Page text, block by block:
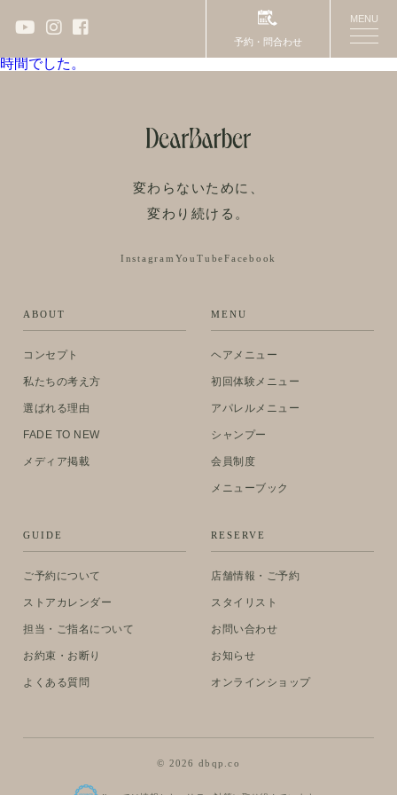
予約・問合わせ
MENU
toggle
前の投稿: 希望通りの仕上がりで、ちゃんとしたところはや
っぱり違うと痛感しました。
仕上がり・サビースもよく気持ちがいい
時間でした。
変わらないために、
変わり続ける。
Instagram YouTubeFacebook
ABOUT
コンセプト
私たちの考え方
選ばれる理由
FADE TO NEW
メディア掲載
MENU
ヘアメニュー
初回体験メニュー
アパレルメニュー
シャンプー
会員制度
メニューブック
GUIDE
ご予約について
ストアカレンダー
担当・ご指名について
お約束・お断り
よくある質問
RESERVE
店舗情報・ご予約
スタイリスト
お問い合わせ
お知らせ
オンラインショップ
© 2026 dbqp.co